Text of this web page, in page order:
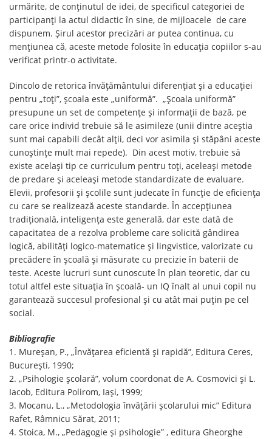
urmărite, de conținutul de idei, de specificul categoriei de
participanți la actul didactic în sine, de mijloacele de care
dispunem. Șirul acestor precizări ar putea continua, cu
mențiunea că, aceste metode folosite în educația copiilor s-au
verificat printr-o activitate.
Dincolo de retorica învățământului diferențiat și a educației
pentru „toți”, școala este „uniformă”. „Școala uniformă”
presupune un set de competențe și informații de bază, pe
care orice individ trebuie să le asimileze (unii dintre aceștia
sunt mai capabili decât alții, deci vor asimila și stăpâni aceste
cunoștințe mult mai repede). Din acest motiv, trebuie să
existe același tip ce curriculum pentru toți, aceleași metode
de predare și aceleași metode standardizate de evaluare.
Elevii, profesorii și școlile sunt judecate în funcție de eficiența
cu care se realizează aceste standarde. În accepțiunea
tradițională, inteligența este generală, dar este dată de
capacitatea de a rezolva probleme care solicită gândirea
logică, abilități logico-matematice și lingvistice, valorizate cu
precădere în școală și măsurate cu precizie în baterii de
teste. Aceste lucruri sunt cunoscute în plan teoretic, dar cu
totul altfel este situația în școală- un IQ înalt al unui copil nu
garantează succesul profesional și cu atât mai puțin pe cel
social.
Bibliografie
1. Mureșan, P., „Învățarea eficientă și rapidă”, Editura Ceres,
București, 1990;
2. „Psihologie școlară”, volum coordonat de A. Cosmovici și L.
Iacob, Editura Polirom, Iași, 1999;
3. Mocanu, L., „Metodologia învățării școlarului mic” Editura
Rafet, Râmnicu Sărat, 2011;
4. Stoica, M., „Pedagogie și psihologie” , editura Gheorghe